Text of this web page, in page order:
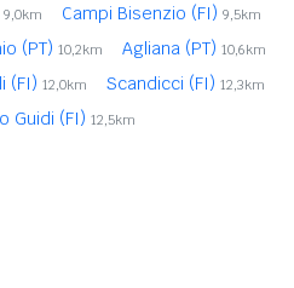
9,0km Campi Bisenzio (FI) 9,5km
(PT) 10,2km Agliana (PT) 10,6km
(FI) 12,0km Scandicci (FI) 12,3km
Guidi (FI) 12,5km